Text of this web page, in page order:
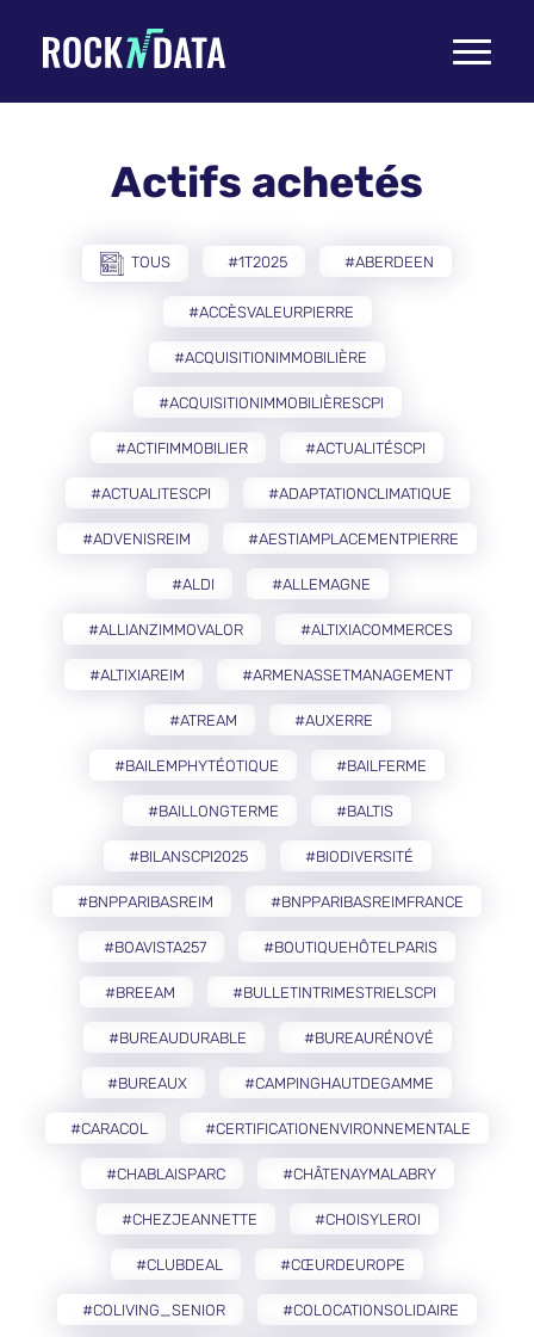
Toggle
Actifs achetés
TOUS #1T2025 #ABERDEEN
#ACCÈSVALEURPIERRE
#ACQUISITIONIMMOBILIÈRE
#ACQUISITIONIMMOBILIÈRESCPI
#ACTIFIMMOBILIER #ACTUALITÉSCPI
#ACTUALITESCPI #ADAPTATIONCLIMATIQUE
#ADVENISREIM #AESTIAMPLACEMENTPIERRE
#ALDI #ALLEMAGNE
#ALLIANZIMMOVALOR #ALTIXIACOMMERCES
#ALTIXIAREIM #ARMENASSETMANAGEMENT
#ATREAM #AUXERRE
#BAILEMPHYTÉOTIQUE #BAILFERME
#BAILLONGTERME #BALTIS
#BILANSCPI2025 #BIODIVERSITÉ
#BNPPARIBASREIM #BNPPARIBASREIMFRANCE
#BOAVISTA257 #BOUTIQUEHÔTELPARIS
#BREEAM #BULLETINTRIMESTRIELSCPI
#BUREAUDURABLE #BUREAURÉNOVÉ
#BUREAUX #CAMPINGHAUTDEGAMME
#CARACOL #CERTIFICATIONENVIRONNEMENTALE
#CHABLAISPARC #CHÂTENAYMALABRY
#CHEZJEANNETTE #CHOISYLEROI
#CLUBDEAL #CŒURDEUROPE
#COLIVING_SENIOR #COLOCATIONSOLIDAIRE